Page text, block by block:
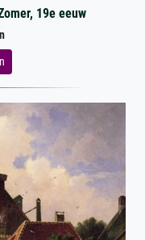
19e eeuw